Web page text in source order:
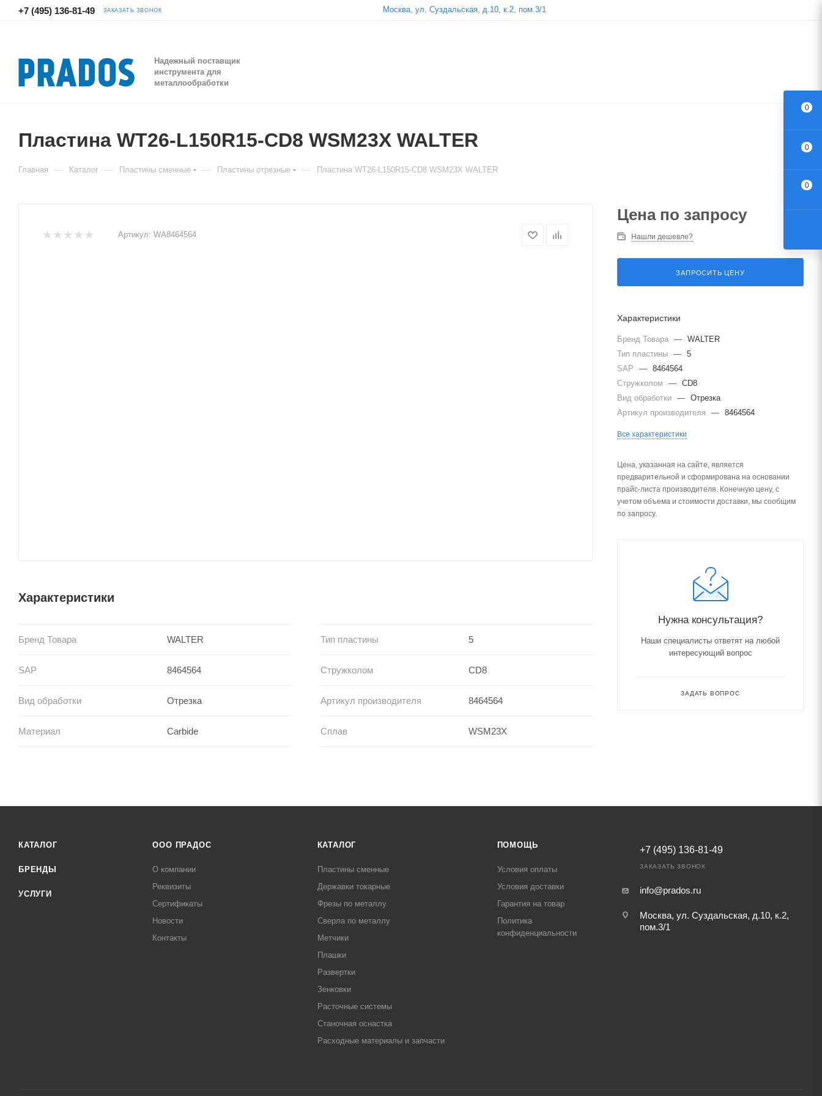
+7 (495) 136-81-49 ЗАКАЗАТЬ ЗВОНОК Москва, ул. Суздальская, д.10, к.2, пом.3/1
Надежный поставщик
инструмента для
металлообработки
Пластина WT26-L150R15-CD8 WSM23X WALTER
Главная — Каталог — Пластины сменные — Пластины отрезные — Пластина WT26-L150R15-CD8 WSM23X WALTER
Артикул: WA8464564
Характеристики
Бренд Товара WALTER Тип пластины 5
SAP 8464564 Стружколом CD8
Вид обработки Отрезка Артикул производителя 8464564
Материал Carbide Сплав WSM23X
Цена по запросу
Нашли дешевле?
ЗАПРОСИТЬ ЦЕНУ
Характеристики
Бренд Товара — WALTER
Тип пластины — 5
SAP
— 8464564
Стружколом
— CD8
Вид обработки — Отрезка
Артикул производителя
— 8464564
Все характеристики
Цена, указанная на сайте, является
предварительной и сформирована на основании
прайс-листа производителя. Конечную цену, с
учетом объема и стоимости доставки, мы сообщим
по запросу.
Нужна консультация?
Наши специалисты ответят на любой
интересующий вопрос
ЗАДАТЬ ВОПРОС
КАТАЛОГ
БРЕНДЫ
УСЛУГИ
ООО ПРАДОС
О компании
Реквизиты
Сертификаты
Новости
Контакты
КАТАЛОГ
Пластины сменные
Державки токарные
Фрезы по металлу
Сверла по металлу
Метчики
Плашки
Развертки
Зенковки
Расточные системы
Станочная оснастка
Расходные материалы и запчасти
ПОМОЩЬ
Условия оплаты
Условия доставки
Гарантия на товар
Политика
конфиденциальности
+7 (495) 136-81-49
ЗАКАЗАТЬ ЗВОНОК
info@prados.ru
Москва, ул. Суздальская, д.10, к.2,
пом.3/1
0
0
0